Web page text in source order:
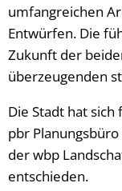
umfangreichen
Entwürfen. Die
Zukunft der
überzeugenden
Die Stadt hat
pbr
der wbp
entschieden.